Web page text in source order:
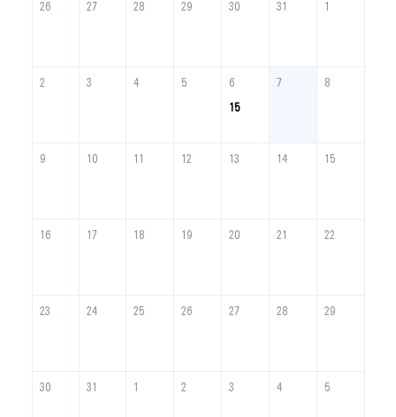
26 27 28 29 30 31 1
2 3 4 5 6
15
7 8
9 10 11 12 13 14 15
16 17 18 19 20 21 22
23 24 25 26 27 28 29
30 31 1 2 3 4 5